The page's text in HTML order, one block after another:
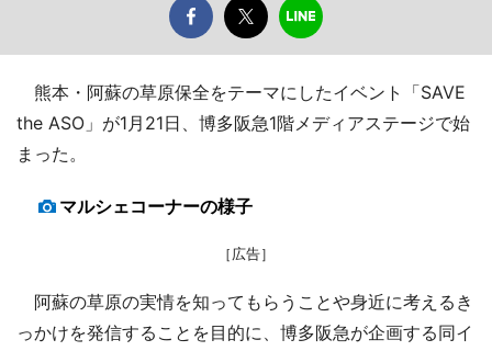
熊本・阿蘇の草原保全をテーマにしたイベント「SAVE
the ASO」が1月21日、博多阪急1階メディアステージで始
まった。
マルシェコーナーの様子
［広告］
阿蘇の草原の実情を知ってもらうことや身近に考えるき
っかけを発信することを目的に、博多阪急が企画する同イ